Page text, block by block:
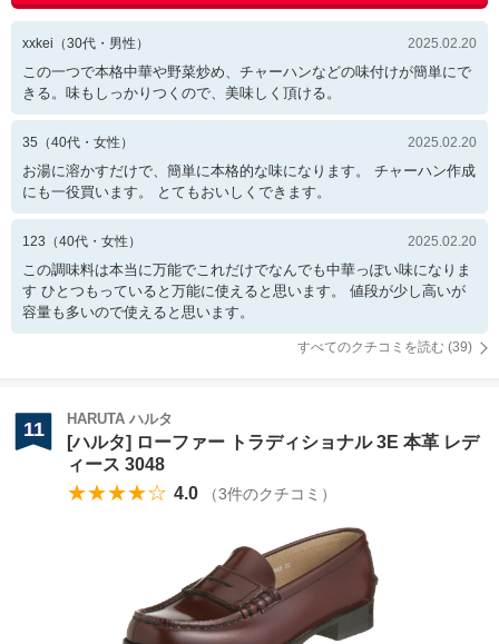
xxkei （30代・ 男性 ） 2025.02.20
この一つで本格中華や野菜炒め、チャーハンなどの味付けが簡単にで
きる。味もしっかりつくので、美味しく頂ける。
35 （40代・ 女性 ） 2025.02.20
お湯に溶かすだけで、簡単に本格的な味になります。 チャーハン作成
にも一役買います。 とてもおいしくできます。
123 （40代・ 女性 ） 2025.02.20
この調味料は本当に万能でこれだけでなんでも中華っぽい味になりま
す ひとつもっていると万能に使えると思います。 値段が少し高いが
容量も多いので使えると思います。
すべてのクチコミを読む (39)
11 HARUTA ハルタ
[ハルタ] ローファー トラディショナル 3E 本革 レデ
ィース 3048
★★★★☆ 4.0 （3件のクチコミ）